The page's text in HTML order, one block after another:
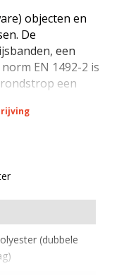
objecten en
De
een
EN 1492-2 is
een
en garen.
is voorzien
welke wij
kunnen
(dubbele